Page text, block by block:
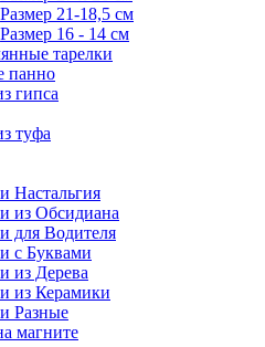
Размер 21-18,5 см
Размер 16 - 14 см
тарелки
панно
гипса
туфа
Настальгия
из Обсидиана
для Водителя
с Буквами
из Дерева
из Керамики
Разные
магните